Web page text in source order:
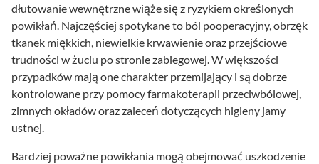
dłutowanie wewnętrzne wiąże się z ryzykiem określonych
powikłań. Najczęściej spotykane to ból pooperacyjny, obrzęk
tkanek miękkich, niewielkie krwawienie oraz przejściowe
trudności w żuciu po stronie zabiegowej. W większości
przypadków mają one charakter przemijający i są dobrze
kontrolowane przy pomocy farmakoterapii przeciwbólowej,
zimnych okładów oraz zaleceń dotyczących higieny jamy
ustnej.
Bardziej poważne powikłania mogą obejmować uszkodzenie